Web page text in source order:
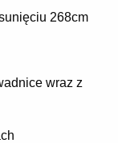
268cm
wraz z